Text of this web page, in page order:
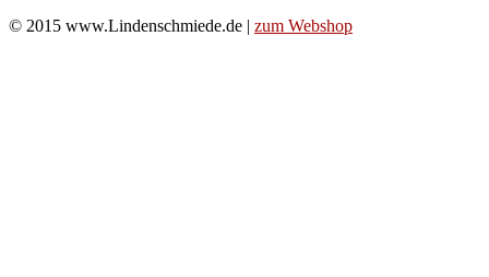
© 2015 www.Lindenschmiede.de | zum Webshop